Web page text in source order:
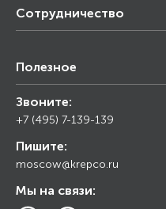
Сотрудничество
Снабжение строительства
Торговым организациям
Полезное
Калькулятор
Прайс лист
Ответы на вопросы
Блог
Звоните:
+7 (495) 7-139-139
Пишите:
moscow@krepco.ru
Мы на связи: